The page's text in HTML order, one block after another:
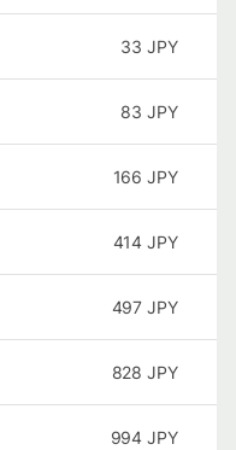
33 JPY
83 JPY
166 JPY
414 JPY
497 JPY
828 JPY
994 JPY